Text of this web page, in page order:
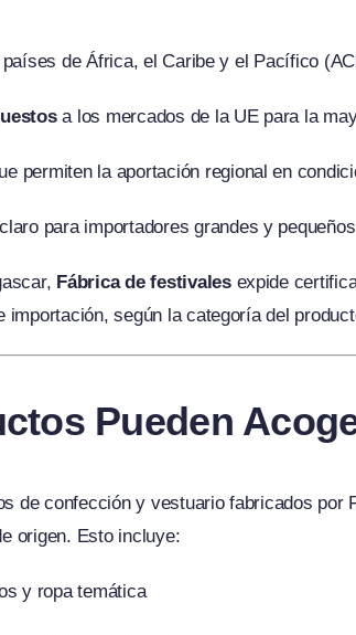
de África, el Caribe y el Pacífico
a los mercados de la UE para la
permiten la aportación regional en
para importadores grandes y pequeños
Fábrica de festivalesexpide
importación, según la categoría del
Pueden
de confección y vestuario fabricados
origen. Esto incluye:
y ropa temática